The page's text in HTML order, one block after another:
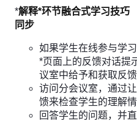
*解释*环节融合式学习技巧
同步
如果学生在线参与学
*页面上的反馈对话提
议室中给予和获取反馈
访问分会议室，通过
馈来检查学生的理解情
回答学生的问题，并